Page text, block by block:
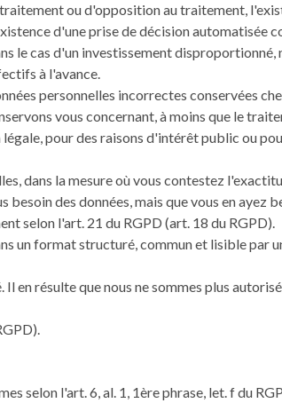
ou d'opposition au traitement,
d'une prise de décision automatisée
le cas d'un investissement disproportionné,
à l'avance.
personnelles incorrectes conservées
vous concernant, à moins que le
pour des raisons d'intérêt public ou
dans la mesure où vous contestez
besoin des données, mais que vous en
selon l'art. 21 du RGPD (art. 18 du RGPD).
un format structuré, commun et lisible par
en résulte que nous ne sommes plus
selon l'art. 6, al. 1, 1ère phrase, let. f du